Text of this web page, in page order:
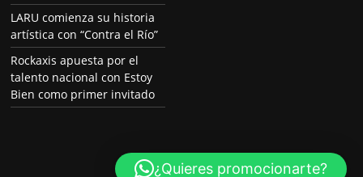
LARU comienza su historia
artística con “Contra el Río”
Rockaxis apuesta por el
talento nacional con Estoy
Bien como primer invitado
¿Quieres promocionarte?